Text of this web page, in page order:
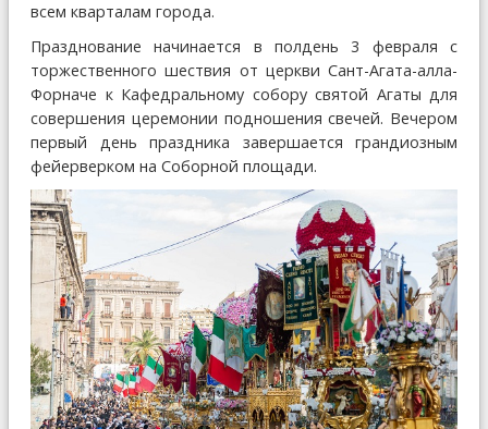
всем кварталам города.
Празднование начинается в полдень 3 февраля с
торжественного шествия от церкви Сант-Агата-алла-
Форначе к Кафедральному собору святой Агаты для
совершения церемонии подношения свечей. Вечером
пeрвый день праздника завершается грандиозным
фейерверком на Соборной площади.